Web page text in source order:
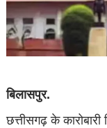
बिलासपुर.
छत्तीसगढ़ के